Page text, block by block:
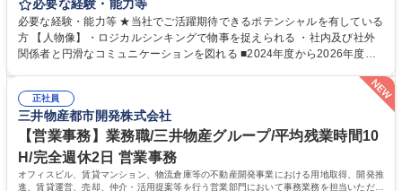
す。 【業務内容の一例】■所属事業部の勤労業務 ■海外に関係する各種業
務 ■営業部門の企画スタッフ、ルート営業 【キャリアパス】入社後の配属
ポジションで一定期間ご活躍頂いた後、本人の適性及び将来のキャリアを
鑑みてジョブローテーションを行います。 【育成】OJTでの現場育成や研
表するインフラ企業 #ポテンシャル採用
必要な経験・能力等
必要な経験・能力等 ★当社でご活躍期待できるポテンシャルを有している
方 【人物像】・ロジカルシンキングで物事を捉えられる ・社内及び社外
関係者と円滑なコミュニケーションを図れる ■2024年度から2026年度ま
した。https://www.osakagas.co.jp/company/press/pr2024/1777576_564
72.html ■エネルギーセキュリティの不安定化や気候変動による自然災害の
甚大化など、これまで以上に社会課題解決の重要性が高まっています。
「未来の日常」の創造に向けて持続可能な社会の実現に貢献してまいりま
す。 学歴・資格 学歴：大学院 大学 語学力： 資格：
正社員
三井物産都市開発株式会社
【営業事務】業務職/三井物産グループ/平均残業時間10
H/完全週休2日 営業事務
オフィスビル、賃貸マンション、物流倉庫等の不動産開発事業における用地取得、開発推
進、賃貸運営、売却、仲介・活用提案等を行う営業部門において事務業務を担当いただき